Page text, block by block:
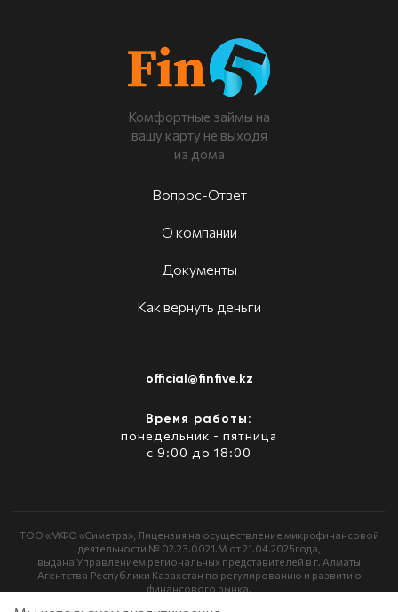
Комфортные займы на
вашу карту не выходя
из дома
Вопрос-Ответ
О компании
Документы
Как вернуть деньги
official@finfive.kz
Время работы:
понедельник - пятница
с 9:00 до 18:00
ТОО «МФО «Симетра», Лицензия на осуществление микрофинансовой
деятельности № 02.23.0021.М от 21.04.2025года,
выдана Управлением региональных представителей в г. Алматы
Агентства Республики Казахстан по регулированию и развитию
финансового рынка.